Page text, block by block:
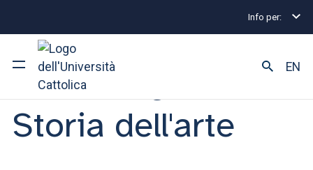
Info per:
Ateneo
EN
Archeologia e storia dell'arte
FACOLTÀ DI: LETTERE E FILOSOFIA
Archeologia e
Storia dell'arte